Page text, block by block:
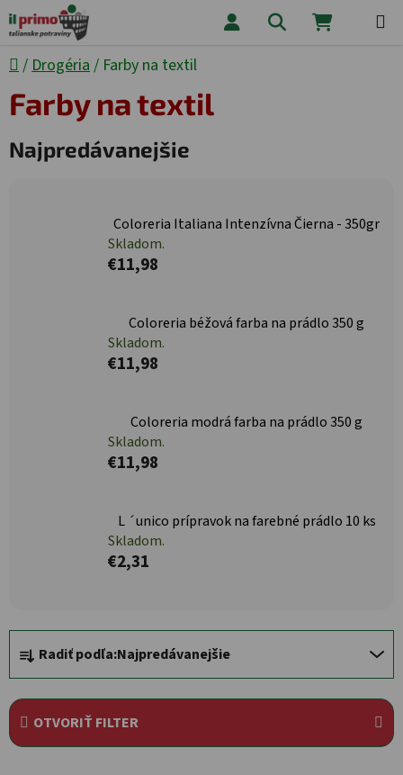
Prejsť na obsah Hľadať
Domov
/ Drogéria / Farby na textil
Farby na textil
Najpredávanejšie
Coloreria Italiana Intenzívna Čierna - 350gr
Skladom.
€11,98
Coloreria béžová farba na prádlo 350 g
Skladom.
€11,98
Coloreria modrá farba na prádlo 350 g
Skladom.
€11,98
L ´unico prípravok na farebné prádlo 10 ks
Skladom.
€2,31
Radiť podľa:Najpredávanejšie
OTVORIŤ FILTER